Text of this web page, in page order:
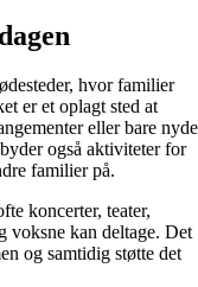
hvor familier
er et oplagt sted at
eller bare nyde
også aktiviteter for
familier på.
koncerter, teater,
voksne kan deltage. Det
og samtidig støtte det